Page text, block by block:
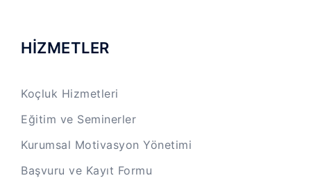
HİZMETLER
Koçluk Hizmetleri
Eğitim ve Seminerler
Kurumsal Motivasyon Yönetimi
Başvuru ve Kayıt Formu